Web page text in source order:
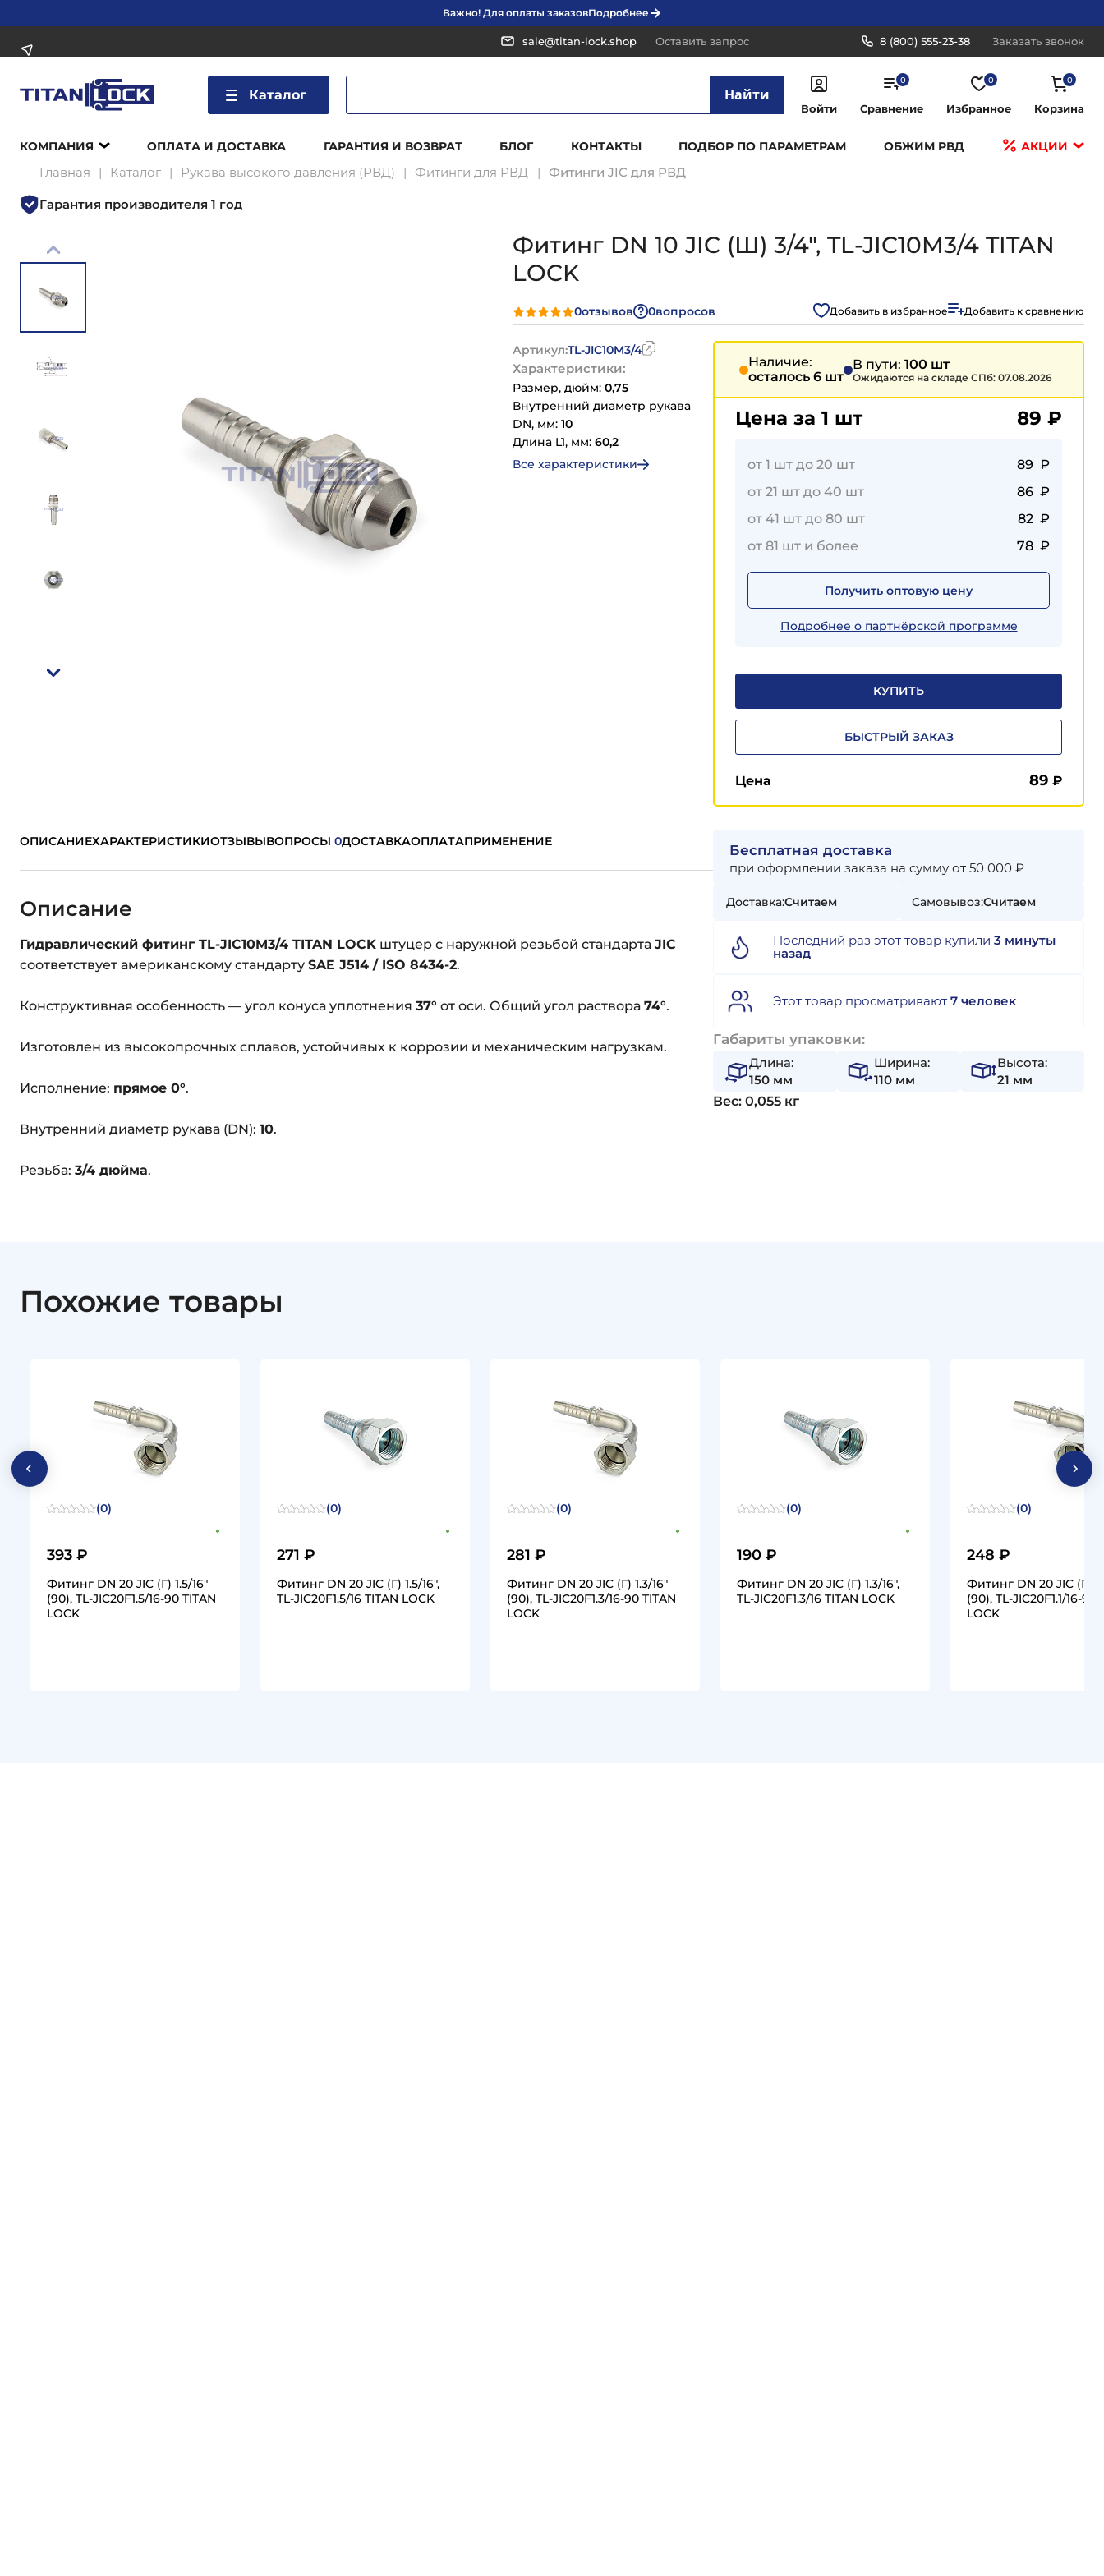
Важно! Для оплаты заказовПодробнее
sale@titan-lock.shop Оставить запрос 8 (800) 555-23-38 Заказать звонок
Каталог Найти
Войти
0
Сравнение
0
Избранное
0
Корзина
КОМПАНИЯ ОПЛАТА И ДОСТАВКА ГАРАНТИЯ И ВОЗВРАТ БЛОГ КОНТАКТЫ ПОДБОР ПО ПАРАМЕТРАМ ОБЖИМ РВД АКЦИИ
Главная Каталог Рукава высокого давления (РВД) Фитинги для РВД Фитинги JIC для РВД
Гарантия производителя 1 год
Фитинг DN 10 JIC (Ш) 3/4", TL-JIC10M3/4 TITAN
LOCK
0отзывов 0вопросов Добавить в избранное Добавить к сравнению
Артикул:TL-JIC10M3/4
Характеристики:
Размер, дюйм: 0,75
Внутренний диаметр рукава
DN, мм: 10
Длина L1, мм: 60,2
Все характеристики
Наличие:
осталось 6 шт
В пути: 100 шт
Ожидаются на складе СПб: 07.08.2026
Цена за 1 шт 89 ₽
от 1 шт до 20 шт
89 ₽
от 21 шт до 40 шт
86 ₽
от 41 шт до 80 шт
82 ₽
от 81 шт и более
78 ₽
Получить оптовую цену
Подробнее о партнёрской программе
КУПИТЬ
БЫСТРЫЙ ЗАКАЗ
Цена 89 ₽
ОПИСАНИЕХАРАКТЕРИСТИКИОТЗЫВЫВОПРОСЫ 0ДОСТАВКАОПЛАТАПРИМЕНЕНИЕ
Описание
Гидравлический фитинг TL-JIC10M3/4 TITAN LOCK штуцер с наружной резьбой стандарта JIC
соответствует американскому стандарту SAE J514 / ISO 8434-2.
Конструктивная особенность — угол конуса уплотнения 37° от оси. Общий угол раствора 74°.
Изготовлен из высокопрочных сплавов, устойчивых к коррозии и механическим нагрузкам.
Исполнение: прямое 0°.
Внутренний диаметр рукава (DN): 10.
Резьба: 3/4 дюйма.
Бесплатная доставка
при оформлении заказа на сумму от 50 000 ₽
Доставка:Считаем Самовывоз:Считаем
Последний раз этот товар купили 3 минуты
назад
Этот товар просматривают 7 человек
Габариты упаковки:
Длина:
150 мм
Ширина:
110 мм
Высота:
21 мм
Вес: 0,055 кг
Похожие товары
(0)
393 ₽
Фитинг DN 20 JIC (Г) 1.5/16"
(90), TL-JIC20F1.5/16-90 TITAN
LOCK
(0)
271 ₽
Фитинг DN 20 JIC (Г) 1.5/16",
TL-JIC20F1.5/16 TITAN LOCK
(0)
281 ₽
Фитинг DN 20 JIC (Г) 1.3/16"
(90), TL-JIC20F1.3/16-90 TITAN
LOCK
(0)
190 ₽
Фитинг DN 20 JIC (Г) 1.3/16",
TL-JIC20F1.3/16 TITAN LOCK
(0)
248 ₽
Фитинг DN 20 JIC (Г)
(90), TL-JIC20F1.1/16-90
LOCK